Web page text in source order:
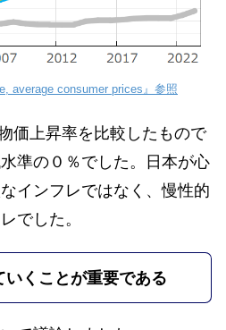
average consumer prices』参照
価上昇率を比較したもので
準の０％でした。日本が心
インフレではなく、慢性的
でした。
くことが重要である